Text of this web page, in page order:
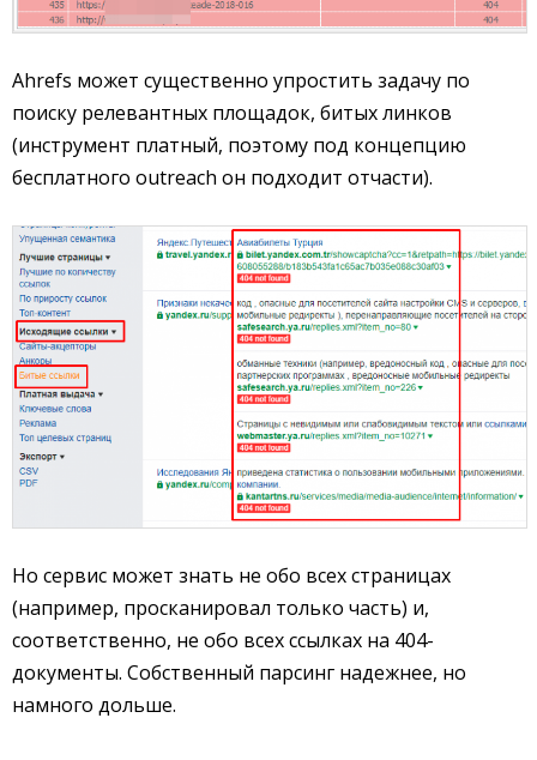
Ahrefs может существенно упростить задачу по
поиску релевантных площадок, битых линков
(инструмент платный, поэтому под концепцию
бесплатного outreach он подходит отчасти).
Но сервис может знать не обо всех страницах
(например, просканировал только часть) и,
соответственно, не обо всех ссылках на 404-
документы. Собственный парсинг надежнее, но
намного дольше.